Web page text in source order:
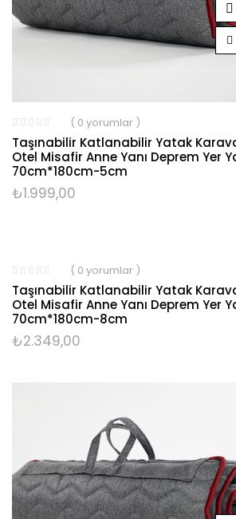
( 0 yorumlar )
Taşınabilir Katlanabilir Yatak
Otel Misafir Anne Yanı Deprem Yer
70cm*180cm-5cm
₺1.999,00
( 0 yorumlar )
Taşınabilir Katlanabilir Yatak
Otel Misafir Anne Yanı Deprem Yer
70cm*180cm-8cm
₺2.349,00